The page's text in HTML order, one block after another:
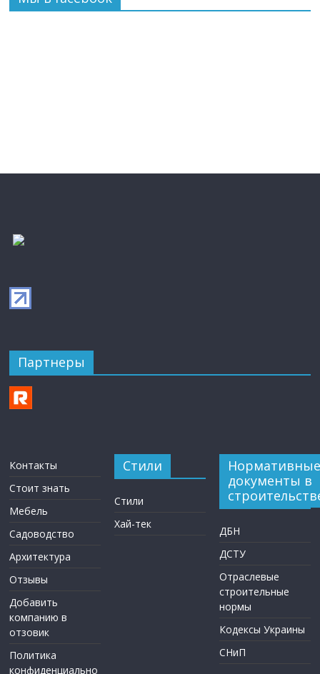
Партнеры
Контакты
Стоит знать
Мебель
Садоводство
Архитектура
Отзывы
Добавить
компанию в
отзовик
Политика
конфиденциально
Стили
Стили
Хай-тек
Нормативные
документы в
ДБН
ДСТУ
Отраслевые
строительные
нормы
Кодексы Украины
СНиП